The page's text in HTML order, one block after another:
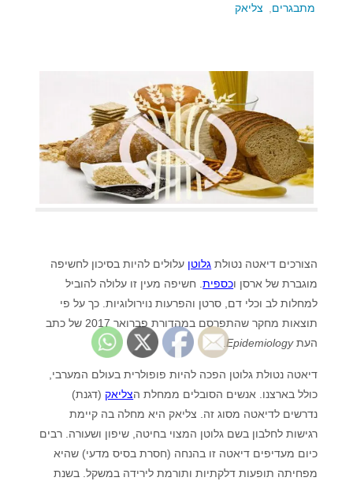
מתבגרים
צליאק
הצורכים דיאטה נטולת גלוטן עלולים להיות בסיכון לחשיפה
מוגברת של ארסן וכספית. חשיפה מעין זו עלולה להוביל
למחלות לב וכלי דם, סרטן והפרעות נוירולוגיות. כך על פי
תוצאות מחקר שהתפרסם במהדורת פברואר 2017 של כתב
העתEpidemiology
דיאטה נטולת גלוטן הפכה להיות פופולרית בעולם המערבי,
כולל בארצנו. אנשים הסובלים ממחלת הצליאק(דגנת)
נדרשים לדיאטה מסוג זה. צליאק היא מחלה בה קיימת
רגישות לחלבון בשם גלוטן המצוי בחיטה, שיפון ושעורה. רבים
כיום מעדיפים דיאטה זו בהנחה (חסרת בסיס מדעי) שהיא
מפחיתה תופעות דלקתיות ותורמת לירידה במשקל. בשנת